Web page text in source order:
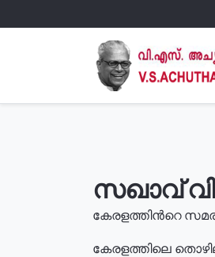
സഖാവ്
കേരളത്തിൻറെ
കേരളത്തിലെ